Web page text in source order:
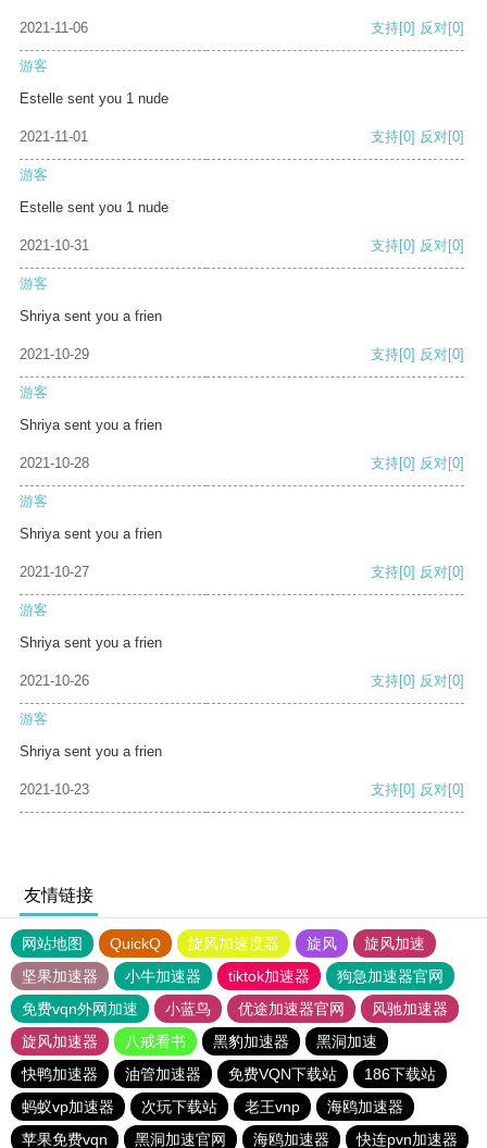
2021-11-06 支持[0] 反对[0]
游客
Estelle sent you 1 nude
2021-11-01 支持[0] 反对[0]
游客
Estelle sent you 1 nude
2021-10-31 支持[0] 反对[0]
游客
Shriya sent you a frien
2021-10-29 支持[0] 反对[0]
游客
Shriya sent you a frien
2021-10-28 支持[0] 反对[0]
游客
Shriya sent you a frien
2021-10-27 支持[0] 反对[0]
游客
Shriya sent you a frien
2021-10-26 支持[0] 反对[0]
游客
Shriya sent you a frien
2021-10-23 支持[0] 反对[0]
友情链接
网站地图 QuickQ 旋风加速度器 旋风
旋风加速
坚果加速器
小牛加速器 tiktok加速器
狗急加速器官网
免费vqn外网加速
小蓝鸟 优途加速器官网
风驰加速器
旋风加速器
八戒看书 黑豹加速器
黑洞加速
快鸭加速器
油管加速器 免费VQN下载站
186下载站
蚂蚁vp加速器
次玩下载站 老王vnp
海鸥加速器
苹果免费vqn
黑洞加速官网 海鸥加速器 快连pvn加速器